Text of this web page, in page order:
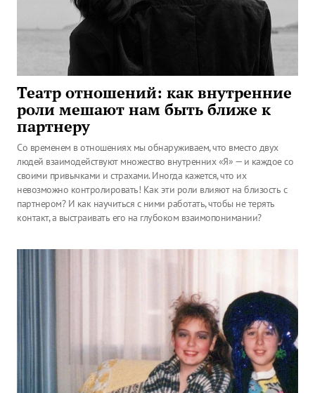
Театр отношений: как внутренние
роли мешают нам быть ближе к
партнеру
Со временем в отношениях мы обнаруживаем, что вместо двух
людей взаимодействуют множество внутренних «Я» — и каждое со
своими привычками и страхами. Иногда кажется, что их
невозможно контролировать! Как эти роли влияют на близость с
партнером? ​И как научиться с ними работать, чтобы не терять
контакт, а выстраивать его на глубоком взаимопонимании?